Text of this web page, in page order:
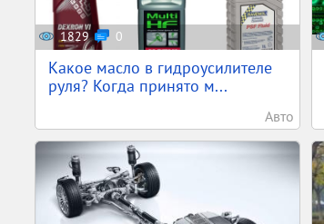
1829 0
Какое масло в гидроусилителе
руля? Когда принято м...
Авто